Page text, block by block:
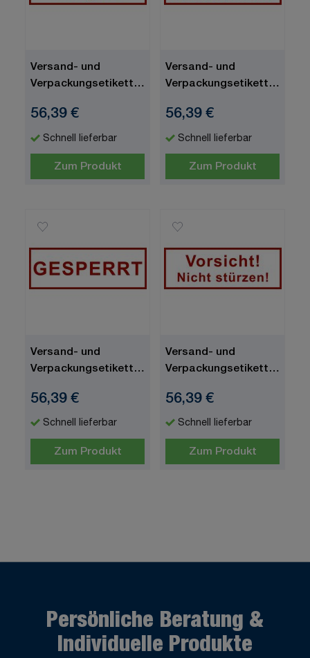
Versand- und
Verpackungsetiketten,
innenliegend, 170 x 60
mm
56,39 €
Schnell lieferbar
Zum Produkt
Versand- und
Verpackungsetiketten,
belasten!, 170 x 60
mm
56,39 €
Schnell lieferbar
Zum Produkt
Versand- und
Verpackungsetiketten,
x 60 mm
56,39 €
Schnell lieferbar
Zum Produkt
Versand- und
Verpackungsetiketten,
stürzen!, 170 x 60 mm
56,39 €
Schnell lieferbar
Zum Produkt
Persönliche Beratung &
Individuelle Produkte